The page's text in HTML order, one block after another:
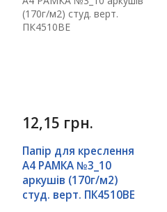
12,15 грн.
Папір для креслення
А4 РАМКА №3_10
аркушів (170г/м2)
студ. верт. ПК4510ВЕ